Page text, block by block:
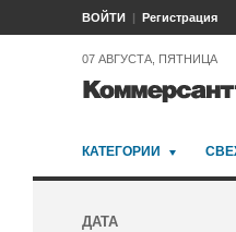
ВОЙТИ Регистрация
07 АВГУСТА, ПЯТНИЦА
КАТЕГОРИИ
ДАТА